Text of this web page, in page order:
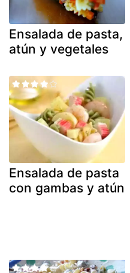
Ensalada de pasta,
atún y vegetales
Ensalada de pasta
con gambas y atún